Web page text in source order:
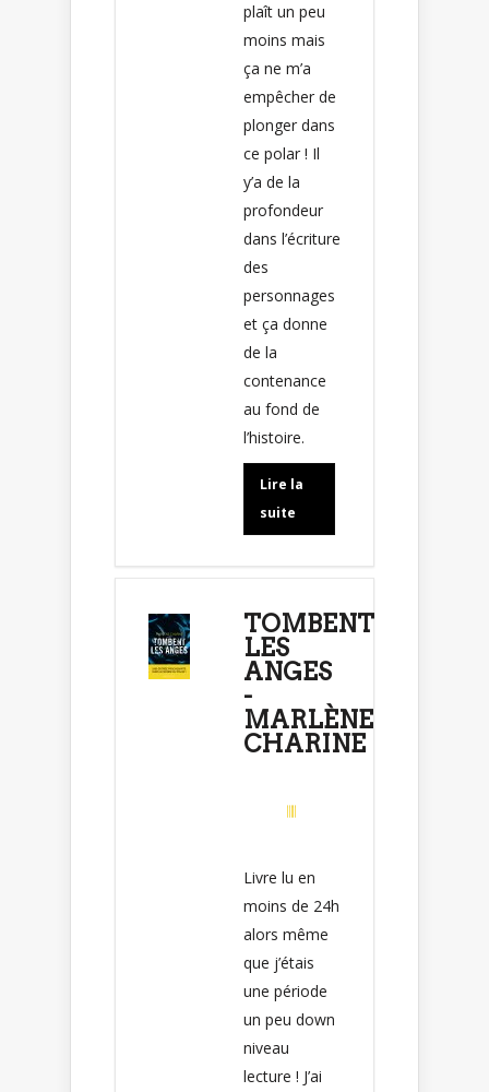
plaît un peu
moins mais
ça ne m’a
empêcher de
plonger dans
ce polar ! Il
y’a de la
profondeur
dans l’écriture
des
personnages
et ça donne
de la
contenance
au fond de
l’histoire.
Lire la
suite
TOMBENT
LES
ANGES
-
MARLÈNE
CHARINE
Livre lu en
moins de 24h
alors même
que j’étais
une période
un peu down
niveau
lecture ! J’ai